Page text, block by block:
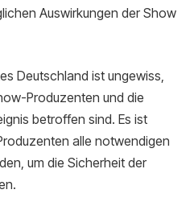
Auswirkungen der Show
Deutschland ist ungewiss,
Produzenten und die
betroffen sind. Es ist
alle notwendigen
um die Sicherheit der